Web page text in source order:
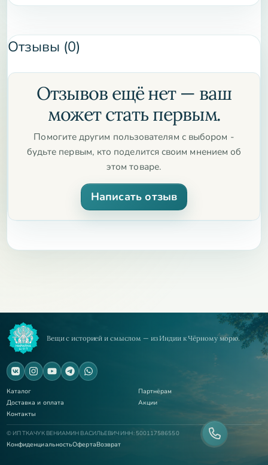
Отзывы (0)
Отзывов ещё нет — ваш
может стать первым.
Помогите другим пользователям с выбором -
будьте первым, кто поделится своим мнением об
этом товаре.
Написать отзыв
Вещи с историей и смыслом — из Индии к Чёрному морю.
Каталог
Партнёрам
Доставка и оплата
Акции
Контакты
© ИП ТКАЧУК ВЕНИАМИН ВАСИЛЬЕВИЧ ИНН: 500117586550
КонфиденциальностьОфертаВозврат